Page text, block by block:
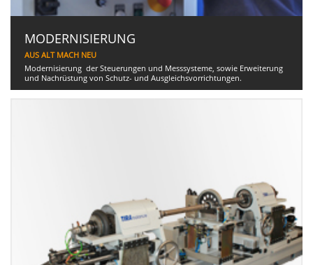
MODERNISIERUNG
AUS ALT MACH NEU
Modernisierung der Steuerungen und Messsysteme, sowie Erweiterung
und Nachrüstung von Schutz- und Ausgleichsvorrichtungen.